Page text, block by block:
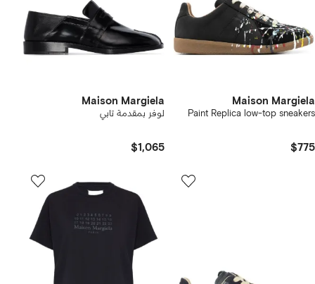
Maison Margiela
Paint Replica low-top sneakers
$775
Maison Margiela
لوفر بمقدمة تابي
$1,065